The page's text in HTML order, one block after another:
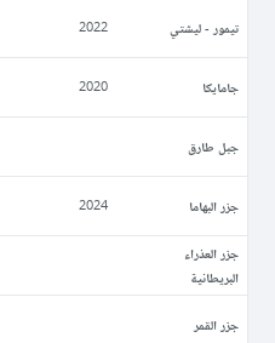
تيمور - ليشتي 2022
جامايكا 2020
جبل طارق
جزر البهاما 2024
جزر العذراء
البريطانية
جزر القمر